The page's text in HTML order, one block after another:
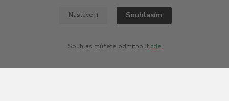
FAQ - Nejčastější dotazy
Vše o elektronické cigaretě
Míchání e-liquidu
Nastavení Souhlasím
Souhlas můžete odmítnout zde.